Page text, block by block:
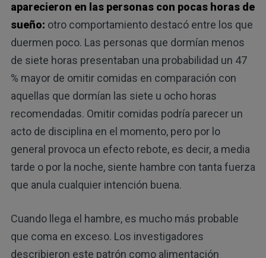
aparecieron en las personas con pocas horas de
sueño: otro comportamiento destacó entre los que
duermen poco. Las personas que dormían menos
de siete horas presentaban una probabilidad un 47
% mayor de omitir comidas en comparación con
aquellas que dormían las siete u ocho horas
recomendadas. Omitir comidas podría parecer un
acto de disciplina en el momento, pero por lo
general provoca un efecto rebote, es decir, a media
tarde o por la noche, siente hambre con tanta fuerza
que anula cualquier intención buena.
Cuando llega el hambre, es mucho más probable
que coma en exceso. Los investigadores
describieron este patrón como alimentación